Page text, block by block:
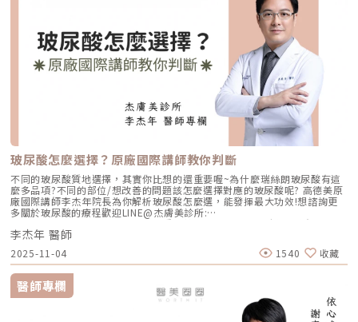
玻尿酸怎麼選擇？原廠國際講師教你判斷
不同的玻尿酸質地選擇，其實你比想的還重要喔~為什麼瑞絲朗玻尿酸有這
麼多品項?不同的部位/想改善的問題該怎麼選擇對應的玻尿酸呢? 高德美原
廠國際講師李杰年院長為你解析玻尿酸怎麼選，能發揮最大功效!想諮詢更
多關於玻尿酸的療程歡迎LINE@杰膚美診所:
https://page.line.me/xhc2941b重點摘要：00:11 玻尿酸作用介紹00:47
玻尿酸分為三大類型02:09 迷思一、玻尿酸打哪裡都可以？02:36 迷思二、
打完下巴蘋果肌看起來怪怪的？03:30 迷思三、臉部鬆弛只能做拉皮嗎？
05:00 總結LINE官方帳號一對一咨詢👉https://reurl.cc/x3EQZN歡迎訂閱
我的頻道👉https://reurl.cc/nY51k8關注杰膚美診所FB👉
https://reurl.cc/XQljva杰膚美診所官網👉https://jfmskin.com/關注李杰
年醫師FB👉https://reurl.cc/Mzk0nm杰膚美診所地址：104台北市中山區
復興北路50號2樓電話：02-8772-6625
李杰年 醫師
2025-11-04 1540 收藏
醫師專欄